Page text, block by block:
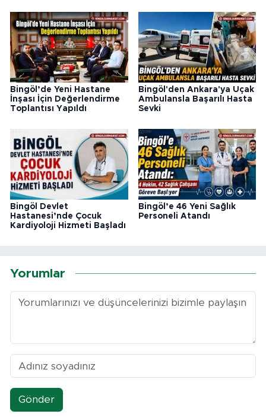
Bingöl’de Yeni Hastane
İnşası İçin Değerlendirme
Toplantısı Yapıldı
Bingöl'den Ankara'ya Uçak
Ambulansla Başarılı Hasta
Sevki
Bingöl Devlet
Hastanesi’nde Çocuk
Kardiyoloji Hizmeti Başladı
Bingöl’e 46 Yeni Sağlık
Personeli Atandı
Yorumlar
Gönder